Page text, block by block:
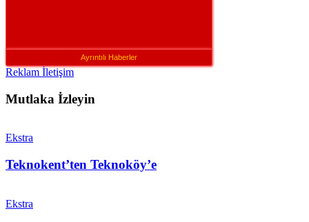
Ayrıntılı Haberler
Reklam İletişim
Mutlaka İzleyin
Ekstra
Teknokent’ten Teknoköy’e
Ekstra